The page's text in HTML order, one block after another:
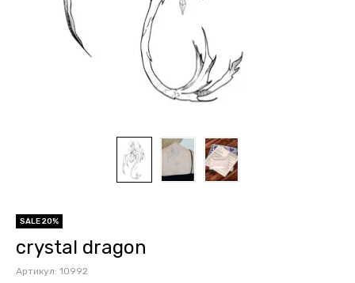
SALE 20%
crystal dragon
Артикул: 10992